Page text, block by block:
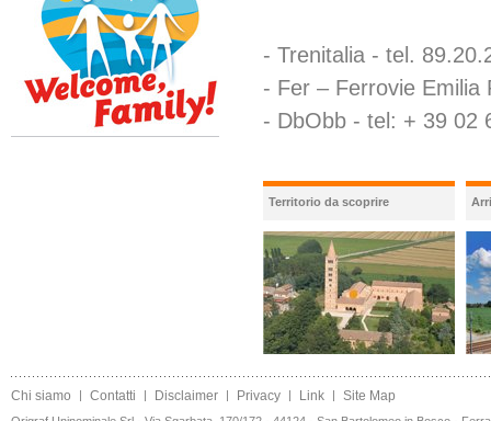
- Trenitalia - tel.
- Fer – Ferrovie
- DbObb - tel: + 39 02
Territorio da scoprire
Chi siamo | Contatti | Disclaimer | Privacy | Link | Site Map